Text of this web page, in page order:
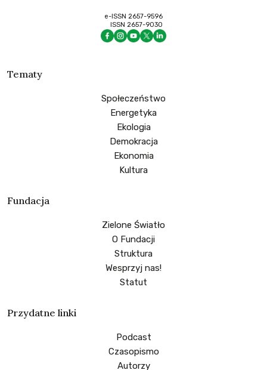
e-ISSN 2657-9596
ISSN 2657-9030
Tematy
Społeczeństwo
Energetyka
Ekologia
Demokracja
Ekonomia
Kultura
Fundacja
Zielone Światło
O Fundacji
Struktura
Wesprzyj nas!
Statut
Przydatne linki
Podcast
Czasopismo
Autorzy